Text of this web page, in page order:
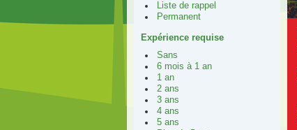
Liste de rappel
Permanent
Expérience requise
Sans
6 mois à 1 an
1 an
2 ans
3 ans
4 ans
5 ans